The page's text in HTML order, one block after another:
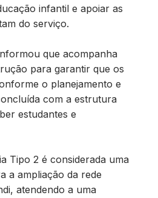
infantil e apoiar as
do serviço.
que acompanha
para garantir que os
o planejamento e
com a estrutura
estudantes e
Tipo 2 é considerada uma
a ampliação da rede
atendendo a uma